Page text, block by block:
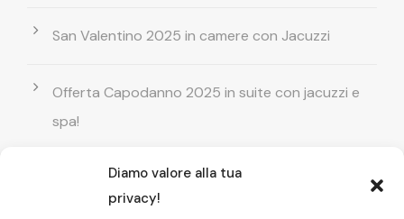
Diamo valore alla tua
privacy!
San Valentino 2025 in camere con Jacuzzi
Offerta Capodanno 2025 in suite con jacuzzi e
spa!
Offerta Natale in camera con vasca
idromassaggio ! Prenota il tuo relax esclusivo